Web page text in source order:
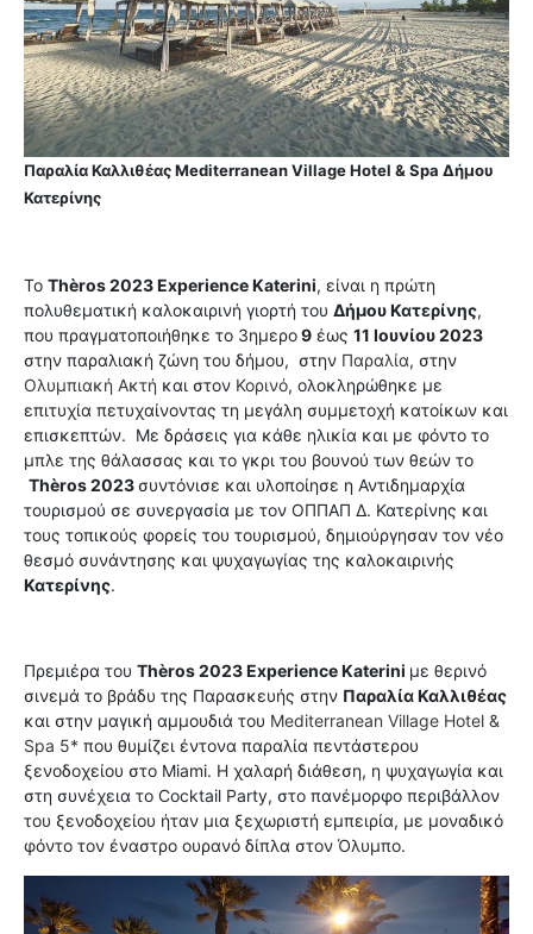
Παραλία Καλλιθέας Mediterranean Village Hotel & Spa Δήμου
Κατερίνης
Το Thèros 2023 Experience Katerini, είναι η πρώτη
πολυθεματική καλοκαιρινή γιορτή του Δήμου Κατερίνης,
που πραγματοποιήθηκε το 3ημερο9 έως 11 Ιουνίου 2023
στην παραλιακή ζώνη του δήμου, στην Παραλία, στην
Ολυμπιακή Ακτή και στον Κορινό, ολοκληρώθηκε με
επιτυχία πετυχαίνοντας τη μεγάλη συμμετοχή κατοίκων και
επισκεπτών. Με δράσεις για κάθε ηλικία και με φόντο το
μπλε της θάλασσας και το γκρι του βουνού των θεών το
Thèros 2023συντόνισε και υλοποίησε η Αντιδημαρχία
τουρισμού σε συνεργασία με τον ΟΠΠΑΠ Δ. Κατερίνης και
τους τοπικούς φορείς του τουρισμού, δημιούργησαν τον νέο
θεσμό συνάντησης και ψυχαγωγίας της καλοκαιρινής
Κατερίνης.
Πρεμιέρα του Thèros 2023 Experience Katerini με θερινό
σινεμά το βράδυ της Παρασκευής στην Παραλία Καλλιθέας
και στην μαγική αμμουδιά του Mediterranean Village Hotel &
Spa 5* που θυμίζει έντονα παραλία πεντάστερου
ξενοδοχείου στο Miami. Η χαλαρή διάθεση, η ψυχαγωγία και
στη συνέχεια το Cocktail Party, στο πανέμορφο περιβάλλον
του ξενοδοχείου ήταν μια ξεχωριστή εμπειρία, με μοναδικό
φόντο τον έναστρο ουρανό δίπλα στον Όλυμπο.